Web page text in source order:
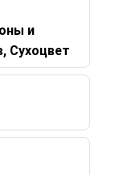
и
Сухоцвет